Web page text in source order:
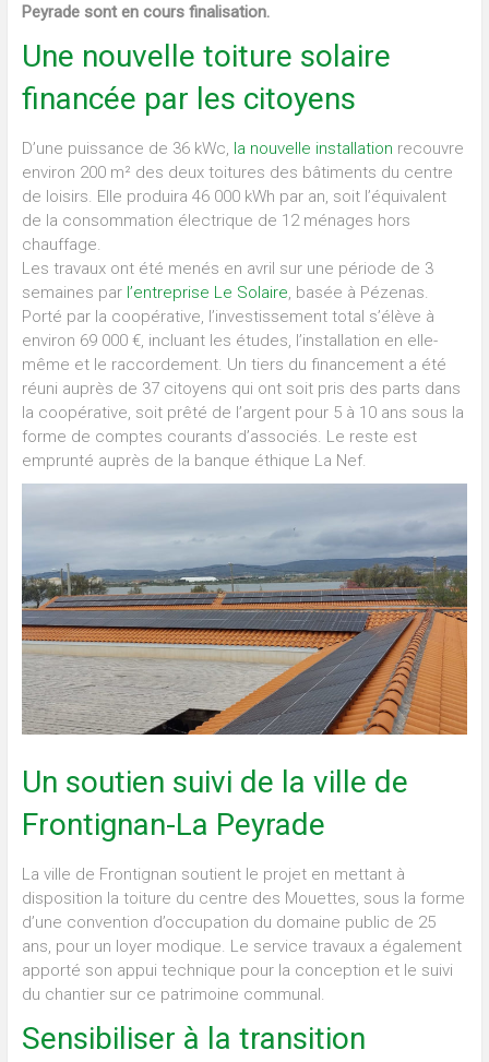
Peyrade sont en cours finalisation.
Une nouvelle toiture solaire
financée par les citoyens
D’une puissance de 36 kWc, la nouvelle installation recouvre
environ 200 m² des deux toitures des bâtiments du centre
de loisirs. Elle produira 46 000 kWh par an, soit l’équivalent
de la consommation électrique de 12 ménages hors
chauffage.
Les travaux ont été menés en avril sur une période de 3
semaines par l’entreprise Le Solaire, basée à Pézenas.
Porté par la coopérative, l’investissement total s’élève à
environ 69 000 €, incluant les études, l’installation en elle-
même et le raccordement. Un tiers du financement a été
réuni auprès de 37 citoyens qui ont soit pris des parts dans
la coopérative, soit prêté de l’argent pour 5 à 10 ans sous la
forme de comptes courants d’associés. Le reste est
emprunté auprès de la banque éthique La Nef.
Un soutien suivi de la ville de
Frontignan-La Peyrade
La ville de Frontignan soutient le projet en mettant à
disposition la toiture du centre des Mouettes, sous la forme
d’une convention d’occupation du domaine public de 25
ans, pour un loyer modique. Le service travaux a également
apporté son appui technique pour la conception et le suivi
du chantier sur ce patrimoine communal.
Sensibiliser à la transition